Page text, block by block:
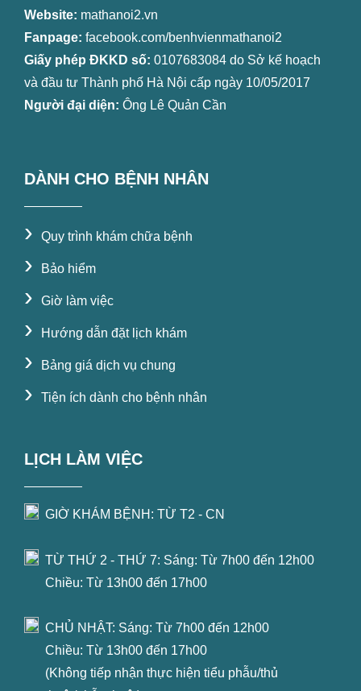
Website: mathanoi2.vn
Fanpage: facebook.com/benhvienmathanoi2
Giấy phép ĐKKD số: 0107683084 do Sở kế hoạch
và đầu tư Thành phố Hà Nội cấp ngày 10/05/2017
Người đại diện: Ông Lê Quản Cần
DÀNH CHO BỆNH NHÂN
› Quy trình khám chữa bệnh
› Bảo hiểm
› Giờ làm việc
› Hướng dẫn đặt lịch khám
› Bảng giá dịch vụ chung
› Tiện ích dành cho bệnh nhân
LỊCH LÀM VIỆC
GIỜ KHÁM BỆNH: TỪ T2 - CN
TỪ THỨ 2 - THỨ 7: Sáng: Từ 7h00 đến 12h00
Chiều: Từ 13h00 đến 17h00
CHỦ NHẬT: Sáng: Từ 7h00 đến 12h00
Chiều: Từ 13h00 đến 17h00
(Không tiếp nhận thực hiện tiểu phẫu/thủ